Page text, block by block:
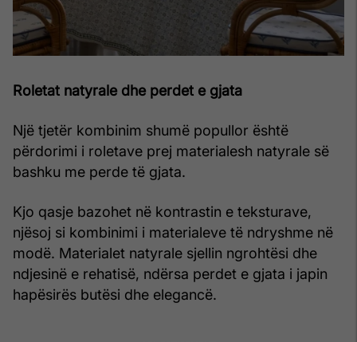
Roletat natyrale dhe perdet e gjata
Një tjetër kombinim shumë popullor është
përdorimi i roletave prej materialesh natyrale së
bashku me perde të gjata.
Kjo qasje bazohet në kontrastin e teksturave,
njësoj si kombinimi i materialeve të ndryshme në
modë. Materialet natyrale sjellin ngrohtësi dhe
ndjesinë e rehatisë, ndërsa perdet e gjata i japin
hapësirës butësi dhe elegancë.